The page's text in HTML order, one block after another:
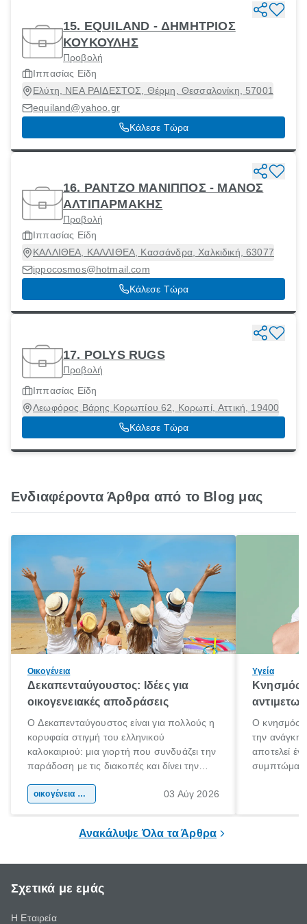
15. EQUILAND - ΔΗΜΗΤΡΙΟΣ
ΚΟΥΚΟΥΛΗΣ
Προβολή
Ιππασίας Είδη
Ελύτη, ΝΕΑ ΡΑΙΔΕΣΤΟΣ, Θέρμη, Θεσσαλονίκη, 57001
equiland@yahoo.gr
Κάλεσε Τώρα
16. ΡΑΝΤΖΟ ΜΑΝΙΠΠΟΣ - ΜΑΝΟΣ
ΑΛΤΙΠΑΡΜΑΚΗΣ
Προβολή
Ιππασίας Είδη
ΚΑΛΛΙΘΕΑ, ΚΑΛΛΙΘΕΑ, Κασσάνδρα, Χαλκιδική, 63077
ippocosmos@hotmail.com
Κάλεσε Τώρα
17. POLYS RUGS
Προβολή
Ιππασίας Είδη
Λεωφόρος Βάρης Κορωπίου 62, Κορωπί, Αττική, 19400
Κάλεσε Τώρα
Ενδιαφέροντα Άρθρα από το Blog μας
Οικογένεια
Δεκαπενταύγουστος: Ιδέες για
οικογενειακές αποδράσεις
Ο Δεκαπενταύγουστος είναι για πολλούς η
κορυφαία στιγμή του ελληνικού
καλοκαιριού: μια γιορτή που συνδυάζει την
παράδοση με τις διακοπές και δίνει την
χώρας. Είτε πρόκειται για λίγες μέρες
οικογένεια & παιδί 03 Αύγ 2026
Υγεία
Κνησμός:
Ο κνησμός
την ανάγκη
αποτελεί
Ανακάλυψε Όλα τα Άρθρα
Σχετικά με εμάς
Η Εταιρεία